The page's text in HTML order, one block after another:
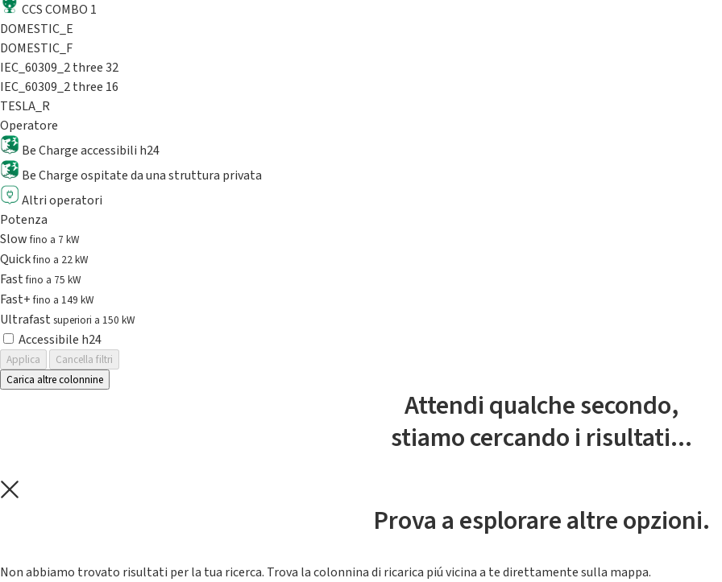
CCS COMBO 1
DOMESTIC_E
DOMESTIC_F
IEC_60309_2 three 32
IEC_60309_2 three 16
TESLA_R
Operatore
Be Charge accessibili h24
Be Charge ospitate da una struttura privata
Altri operatori
Potenza
Slowfino a 7 kW
Quickfino a 22 kW
Fastfino a 75 kW
Fast+fino a 149 kW
Ultrafast superiori a 150 kW
Accessibile h24
Applica
Cancella filtri
Carica altre colonnine
Attendi qualche secondo,
stiamo cercando i risultati...
Prova a esplorare altre opzioni.
Non abbiamo trovato risultati per la tua ricerca. Trova la colonnina di ricarica piú vicina a te direttamente sulla mappa.